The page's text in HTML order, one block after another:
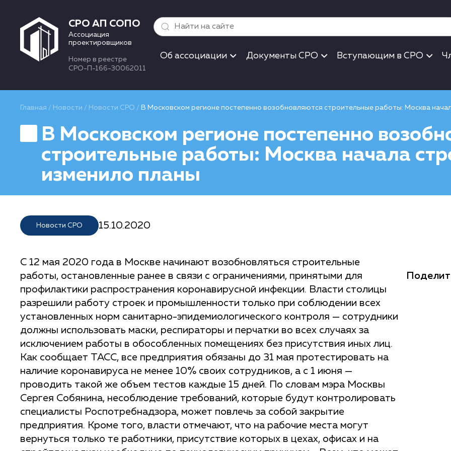
СРО АП СОПО
Ассоциация
проектировщиков
Номер в реестре
СРО-П-166-30062011
Об ассоциации Документы СРО Вступающим в СРО
Главная / Новости / Новости СРО / В Московском регионе постепенно возобновляются строительные работы: Москва
В Московском регионе постепенно
строительные работы: Москва начала
изменило планы
Новости СРО 15.10.2020
С 12 мая 2020 года в Москве начинают возобновляться строительные
работы, остановленные ранее в связи с ограничениями, принятыми для
профилактики распространения коронавирусной инфекции. Власти столицы
разрешили работу строек и промышленности только при соблюдении всех
установленных норм санитарно-эпидемиологического контроля — сотрудники
должны использовать маски, респираторы и перчатки во всех случаях за
исключением работы в обособленных помещениях без присутствия иных лиц.
Как сообщает ТАСС, все предприятия обязаны до 31 мая протестировать на
наличие коронавируса не менее 10% своих сотрудников, а с 1 июня —
проводить такой же объем тестов каждые 15 дней. По словам мэра Москвы
Сергея Собянина, несоблюдение требований, которые будут контролировать
специалисты Роспотребнадзора, может повлечь за собой закрытие
предприятия. Кроме того, власти отмечают, что на рабочие места могут
вернуться только те работники, присутствие которых в цехах, офисах и на